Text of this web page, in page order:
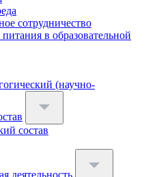
сотрудничество
в образовательной
(научно-
состав
деятельность